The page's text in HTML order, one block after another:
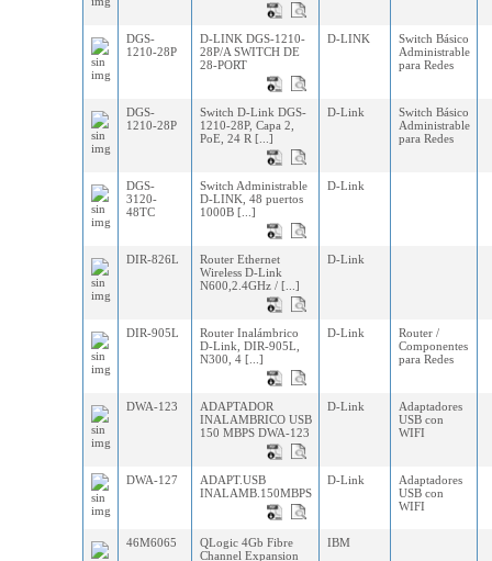
DGS-
1210-28P
D-LINK DGS-1210-
28P/A SWITCH DE
28-PORT
D-LINK
Switch Básico
Administrable
para Redes
DGS-
1210-28P
Switch D-Link DGS-
1210-28P, Capa 2,
PoE, 24 R [...]
D-Link
Switch Básico
Administrable
para Redes
DGS-
3120-
48TC
Switch Administrable
D-LINK, 48 puertos
1000B [...]
D-Link
DIR-826L
Router Ethernet
Wireless D-Link
N600,2.4GHz / [...]
D-Link
DIR-905L
Router Inalámbrico
D-Link, DIR-905L,
N300, 4 [...]
D-Link
Router /
Componentes
para Redes
DWA-123
ADAPTADOR
INALAMBRICO USB
150 MBPS DWA-123
D-Link
Adaptadores
USB con
WIFI
DWA-127
ADAPT.USB
INALAMB.150MBPS
D-Link
Adaptadores
USB con
WIFI
46M6065
QLogic 4Gb Fibre
Channel Expansion
IBM